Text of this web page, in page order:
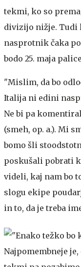
tekmi, ko so
divizijo nižje. Tudi
nasprotnik čaka
bodo 25. maja
"Mislim, da bo
Italija ni edini
Ne bi pa
(smeh, op. a.). Mi
bomo šli
poskušali pobrati
videli, kaj nam bo
slogu ekipe
in to, da je treba